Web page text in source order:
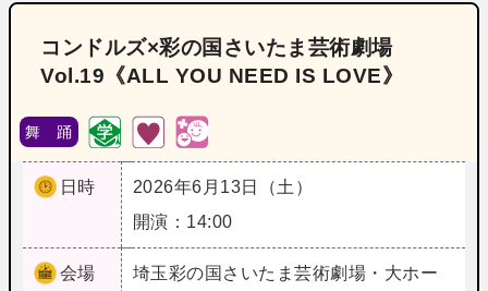
コンドルズ×彩の国さいたま芸術劇場
Vol.19《ALL YOU NEED IS LOVE》
舞 踊
日時
2026年6月13日（土）
開演：14:00
会場 埼玉彩の国さいたま芸術劇場・大ホー